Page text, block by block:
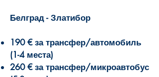
Белград - Златибор
190 € за трансфер/автомобиль
(1-4 места)
260 € за трансфер/микроавтобус